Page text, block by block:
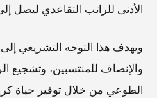
الأدنى للراتب التقاعدي ليصل إلى 850 ألف
ويهدف هذا التوجه التشريعي
والإنصاف للمنتسبين، وتشجيع
الطوعي من خلال توفير حياة